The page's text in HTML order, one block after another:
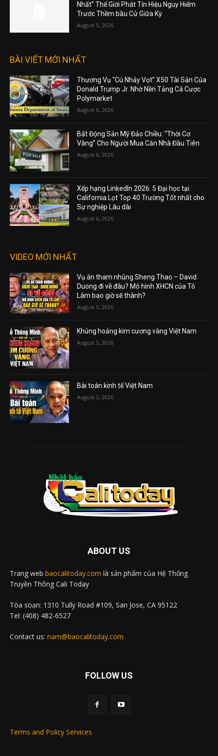
Nhất” Thế Giới Phát Tín Hiệu Nguy Hiểm
Trước Thềm bầu Cử Giữa Kỳ
August 5, 2026
BÀI VIẾT MỚI NHẤT
Thương Vụ “Cú Nhảy Vọt” X50 Tài Sản Của
Donald Trump Jr. Nhờ Nền Tảng Cá Cược
Polymarket
August 6, 2026
Bất Động Sản Mỹ Đảo Chiều: “Thời Cơ
Vàng” Cho Người Mua Căn Nhà Đầu Tiên
August 6, 2026
Xếp hạng LinkedIn 2026: 5 Đại học tại
California Lọt Top 40 Trường Tốt nhất cho
Sự nghiệp Lâu dài
August 6, 2026
VIDEO MỚI NHẤT
Vụ án tham nhũng Sheng Thao – David
Duong đi về đâu? Mô hình XHCN của Tô
Lâm bao giờ sẽ thành?
August 5, 2026
Khủng hoảng kim cương vàng Việt Nam
August 5, 2026
Bài toán kinh tế Việt Nam
August 3, 2026
ABOUT US
Trang web baocalitoday.com là sản phẩm của Hệ Thống
Truyền Thông Cali Today
Tòa soạn: 1310 Tully Road #109, San Jose, CA 95122
Tel: (408) 482-6527
Contact us: nam@baocalitoday.com
FOLLOW US
Terms and Policy Services